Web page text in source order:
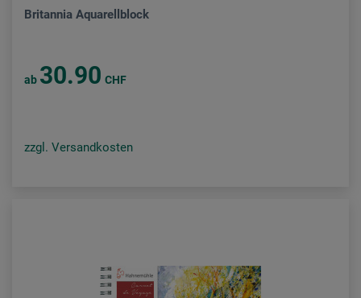
Britannia Aquarellblock
ab 30.90 CHF
zzgl. Versandkosten